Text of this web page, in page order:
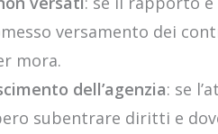
versamento dei
mora.
dell’agenzia: se
subentrare diritti e